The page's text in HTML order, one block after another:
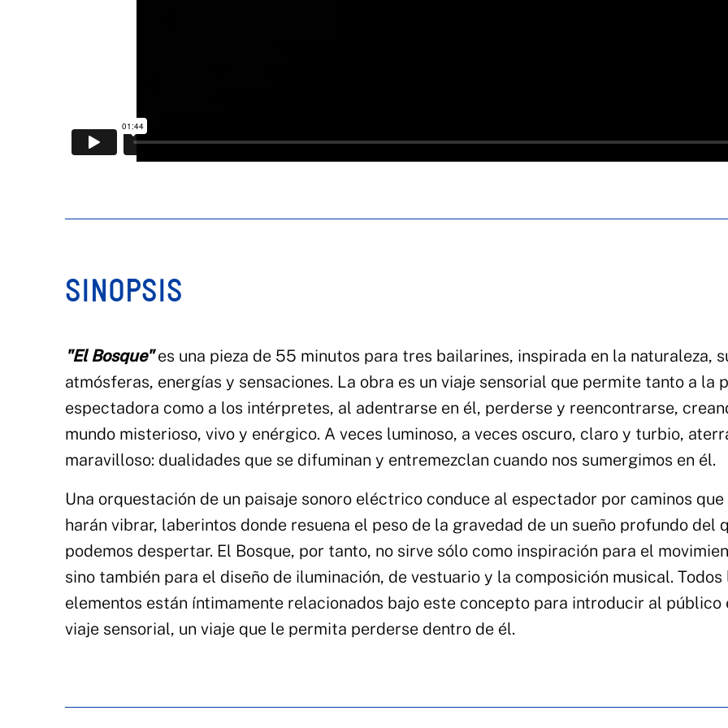
SINOPSIS
"El Bosque" es una pieza de 55 minutos para tres bailarines, inspirada en la naturaleza,
atmósferas, energías y sensaciones. La obra es un viaje sensorial que permite tanto a la
espectadora como a los intérpretes, al adentrarse en él, perderse y reencontrarse,
mundo misterioso, vivo y enérgico. A veces luminoso, a veces oscuro, claro y turbio,
maravilloso: dualidades que se difuminan y entremezclan cuando nos sumergimos en él.
Una orquestación de un paisaje sonoro eléctrico conduce al espectador por caminos que
harán vibrar, laberintos donde resuena el peso de la gravedad de un sueño profundo del
podemos despertar. El Bosque, por tanto, no sirve sólo como inspiración para el
sino también para el diseño de iluminación, de vestuario y la composición musical. Todos
elementos están íntimamente relacionados bajo este concepto para introducir al público
viaje sensorial, un viaje que le permita perderse dentro de él.